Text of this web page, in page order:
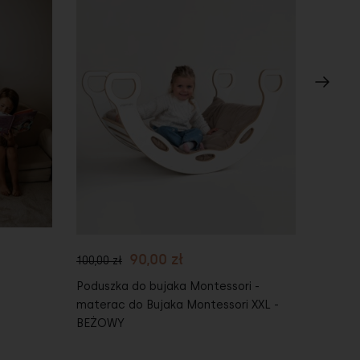
100,00 zł 90,00 zł
Poduszka do bujaka Montessori -
materac do Bujaka Montessori XXL -
BEŻOWY